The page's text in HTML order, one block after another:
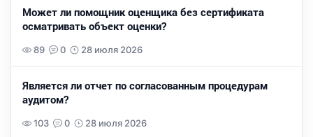
Может ли помощник оценщика без сертификата
осматривать объект оценки?
89 0 28 июля 2026
Является ли отчет по согласованным процедурам
аудитом?
103 0 28 июля 2026